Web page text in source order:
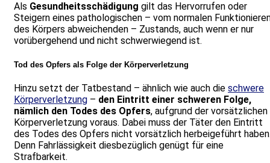
Als Gesundheitsschädigung gilt das Hervorrufen oder
Steigern eines pathologischen – vom normalen
des Körpers abweichenden – Zustands, auch wenn er nur
vorübergehend und nicht schwerwiegend ist.
Tod des Opfers als Folge der Körperverletzung
Hinzu setzt der Tatbestand – ähnlich wie auch die schwere
Körperverletzung – den Eintritt einer schweren Folge,
nämlich den Todes des Opfers, aufgrund der vorsätzlichen
Körperverletzung voraus. Dabei muss der Täter den Eintritt
des Todes des Opfers nicht vorsätzlich herbeigeführt
Denn Fahrlässigkeit diesbezüglich genügt für eine
Strafbarkeit.